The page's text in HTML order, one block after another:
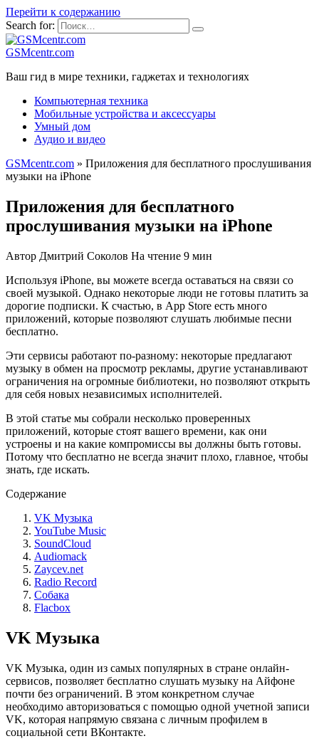
Перейти к содержанию
Search for:
GSMcentr.com
Ваш гид в мире техники, гаджетах и технологиях
Компьютерная техника
Мобильные устройства и аксессуары
Умный дом
Аудио и видео
GSMcentr.com » Приложения для бесплатного прослушивания
музыки на iPhone
Приложения для бесплатного
прослушивания музыки на iPhone
Автор Дмитрий Соколов На чтение 9 мин
Используя iPhone, вы можете всегда оставаться на связи со
своей музыкой. Однако некоторые люди не готовы платить за
дорогие подписки. К счастью, в App Store есть много
приложений, которые позволяют слушать любимые песни
бесплатно.
Эти сервисы работают по-разному: некоторые предлагают
музыку в обмен на просмотр рекламы, другие устанавливают
ограничения на огромные библиотеки, но позволяют открыть
для себя новых независимых исполнителей.
В этой статье мы собрали несколько проверенных
приложений, которые стоят вашего времени, как они
устроены и на какие компромиссы вы должны быть готовы.
Потому что бесплатно не всегда значит плохо, главное, чтобы
знать, где искать.
Содержание
VK Музыка
YouTube Music
SoundCloud
Audiomack
Zaycev.net
Radio Record
Собака
Flacbox
VK Музыка
VK Музыка, один из самых популярных в стране онлайн-
сервисов, позволяет бесплатно слушать музыку на Айфоне
почти без ограничений. В этом конкретном случае
необходимо авторизоваться с помощью одной учетной записи
VK, которая напрямую связана с личным профилем в
социальной сети ВКонтакте.